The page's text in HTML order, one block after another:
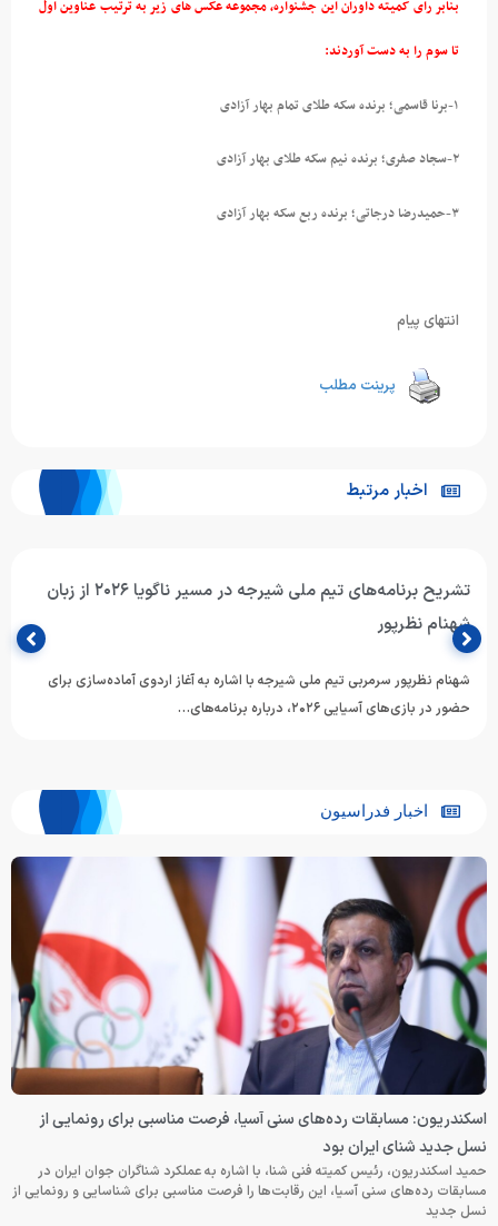
بنابر رای کمیته داوران این جشنواره، مجموعه عکس های زیر به ترتیب عناوین اول
تا سوم را به دست آوردند:
۲-سجاد صفری؛ برنده نیم سکه طلای بهار آزادی
۳-حمیدرضا درجاتی؛ برنده ربع سکه بهار آزادی
انتهای پیام
پرینت مطلب
اخبار مرتبط
تشریح برنامه‌های تیم ملی شیرجه در مسیر ناگویا ۲۰۲۶ از زبان
شهنام نظرپور
شهنام نظرپور سرمربی تیم ملی شیرجه با اشاره به آغاز اردوی آماده‌سازی برای
حضور در بازی‌های آسیایی ۲۰۲۶، درباره برنامه‌های…
اخبار فدراسیون
اسکندریون: مسابقات رده‌های سنی آسیا، فرصت مناسبی برای رونمایی از
نسل جدید شنای ایران بود
حمید اسکندریون، رئیس کمیته فنی شنا، با اشاره به عملکرد شناگران جوان ایران در
مسابقات رده‌های سنی آسیا، این رقابت‌ها را فرصت مناسبی برای شناسایی و رونمایی از
نسل جدید